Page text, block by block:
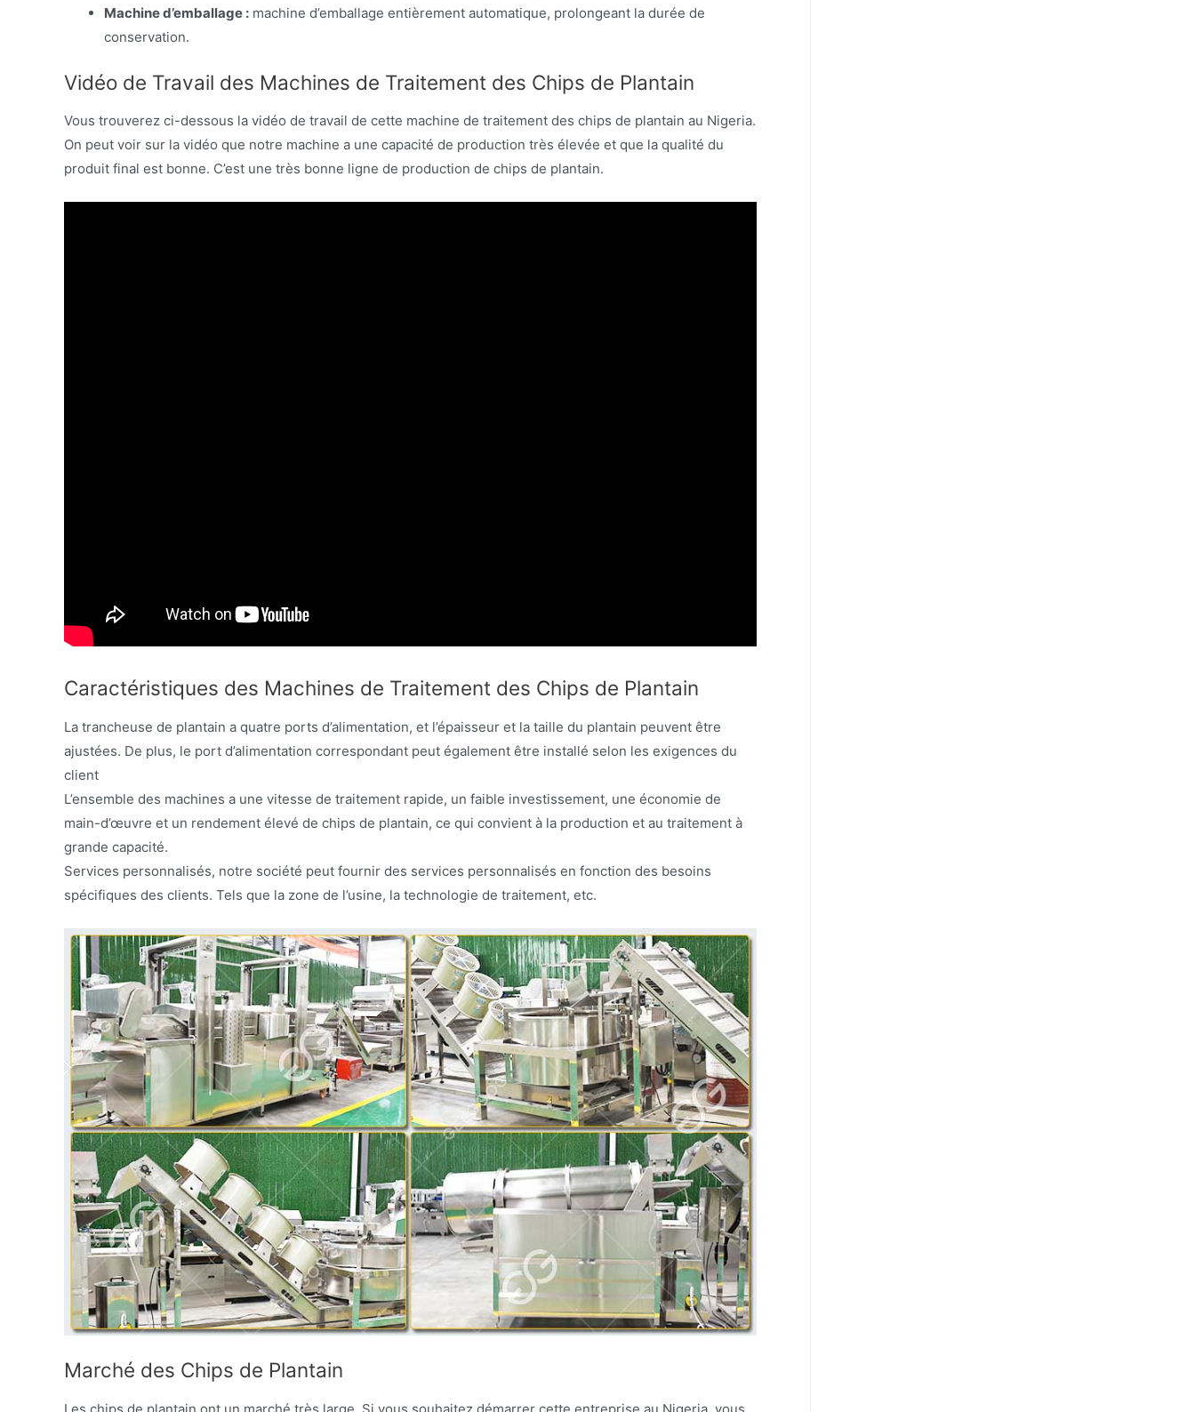
Machine d’emballage : machine d’emballage entièrement automatique, prolongeant la durée de
conservation.
Vidéo de Travail des Machines de Traitement des Chips de Plantain
Vous trouverez ci-dessous la vidéo de travail de cette machine de traitement des chips de plantain au Nigeria.
On peut voir sur la vidéo que notre machine a une capacité de production très élevée et que la qualité du
produit final est bonne. C’est une très bonne ligne de production de chips de plantain.
Caractéristiques des Machines de Traitement des Chips de Plantain
La trancheuse de plantain a quatre ports d’alimentation, et l’épaisseur et la taille du plantain peuvent être
ajustées. De plus, le port d’alimentation correspondant peut également être installé selon les exigences du
client
L’ensemble des machines a une vitesse de traitement rapide, un faible investissement, une économie de
main-d’œuvre et un rendement élevé de chips de plantain, ce qui convient à la production et au traitement à
grande capacité.
Services personnalisés, notre société peut fournir des services personnalisés en fonction des besoins
spécifiques des clients. Tels que la zone de l’usine, la technologie de traitement, etc.
Marché des Chips de Plantain